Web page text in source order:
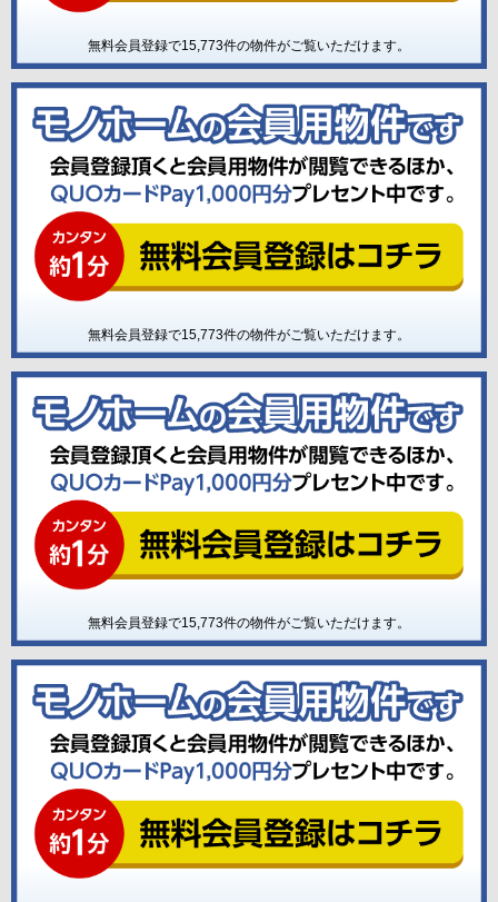
無料会員登録で15,773件の物件がご覧いただけます。
無料会員登録で15,773件の物件がご覧いただけます。
無料会員登録で15,773件の物件がご覧いただけます。